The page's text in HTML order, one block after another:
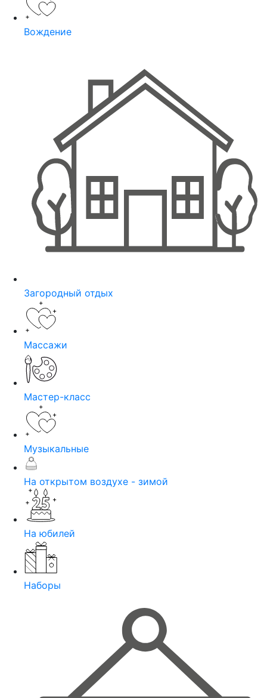
Вождение
Загородный отдых
Массажи
Мастер-класс
Музыкальные
На открытом воздухе - зимой
На юбилей
Наборы